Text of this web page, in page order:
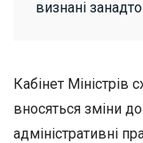
визнані
Кабінет Міністрів
вносяться зміни
адміністративні